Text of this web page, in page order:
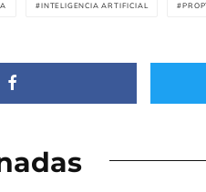
INTELIGENCIA ARTIFICIAL